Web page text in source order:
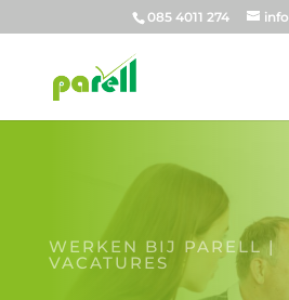
085 4011 274
WERKEN BIJ PARELL |
VACATURES